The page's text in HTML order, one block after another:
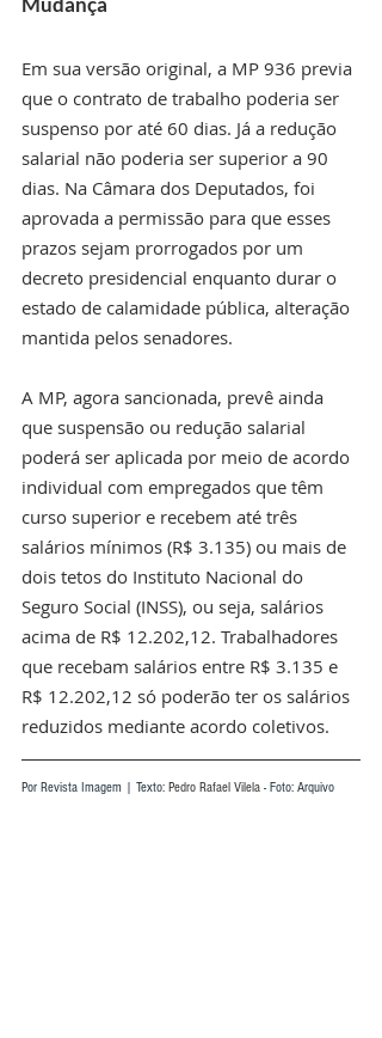
Em sua versão original, a MP 936 previa
que o contrato de trabalho poderia ser
suspenso por até 60 dias. Já a redução
salarial não poderia ser superior a 90
dias. Na Câmara dos Deputados, foi
aprovada a permissão para que esses
prazos sejam prorrogados por um
decreto presidencial enquanto durar o
estado de calamidade pública, alteração
mantida pelos senadores.
A MP, agora sancionada, prevê ainda
que suspensão ou redução salarial
poderá ser aplicada por meio de acordo
individual com empregados que têm
curso superior e recebem até três
salários mínimos (R$ 3.135) ou mais de
dois tetos do Instituto Nacional do
Seguro Social (INSS), ou seja, salários
acima de R$ 12.202,12. Trabalhadores
que recebam salários entre R$ 3.135 e
R$ 12.202,12 só poderão ter os salários
reduzidos mediante acordo coletivos.
Por Revista Imagem | Texto: Pedro Rafael Vilela - Foto: Arquivo